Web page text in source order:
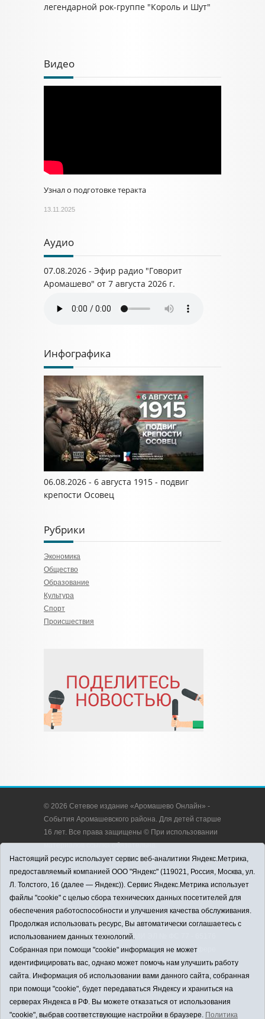
легендарной рок-группе "Король и Шут"
Видео
Узнал о подготовке теракта
13.11.2025
Аудио
07.08.2026 - Эфир радио "Говорит
Аромашево" от 7 августа 2026 г.
Инфографика
06.08.2026 - 6 августа 1915 - подвиг
крепости Осовец
Рубрики
Экономика
Общество
Образование
Культура
Спорт
Происшествия
© 2026 Сетевое издание «Аромашево Онлайн» -
События Аромашевского района. Для детей старше
16 лет. Все права защищены © При использовании
материалов ссылка обязательна.
Адрес редакции: 627350, Россия, Тюменская
область, Аромашевский район, с. Аромашево, ул.
Кирова, д. 13.
Адрес электронной почты редакции:
strudu72@obl72.ru
Телефон редакции: 8 (34545) 2-30-58
Регистрационный номер СМИ ЭЛ № ФС 77 - 65176
выдано Федеральной службой по надзору в сфере
связи, информационных технологий и массовых
коммуникаций (Роскомнадзор) 28.03.2016 г.
Учредитель: АНО «Информационно-издательский
центр «Слава труду».
Главный редактор: А.Н. Барабанщиков
Настоящий ресурс использует сервис веб-аналитики Яндекс.Метрика,
предоставляемый компанией ООО "Яндекс" (119021, Россия, Москва, ул.
Л. Толстого, 16 (далее — Яндекс)). Сервис Яндекс.Метрика использует
файлы "cookie" с целью сбора технических данных посетителей для
обеспечения работоспособности и улучшения качества обслуживания.
Продолжая использовать ресурс, Вы автоматически соглашаетесь с
использованием данных технологий.
Собранная при помощи "cookie" информация не может
идентифицировать вас, однако может помочь нам улучшить работу
сайта. Информация об использовании вами данного сайта, собранная
при помощи "cookie", будет передаваться Яндексу и храниться на
серверах Яндекса в РФ. Вы можете отказаться от использования
"cookie", выбрав соответствующие настройки в браузере. Политика